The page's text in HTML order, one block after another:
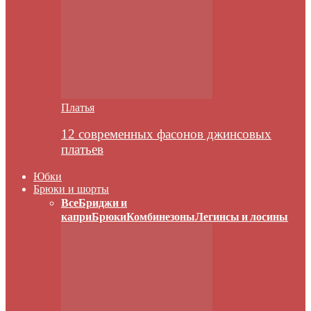
Платья
12 современных фасонов джинсовых
платьев
Юбки
Брюки и шорты
ВсеБриджи и
каприБрюкиКомбинезоныЛегинсы и лосины